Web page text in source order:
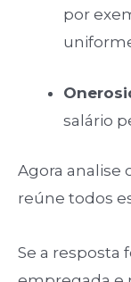
por
salário
Agora analise
reúne todos
Se a resposta